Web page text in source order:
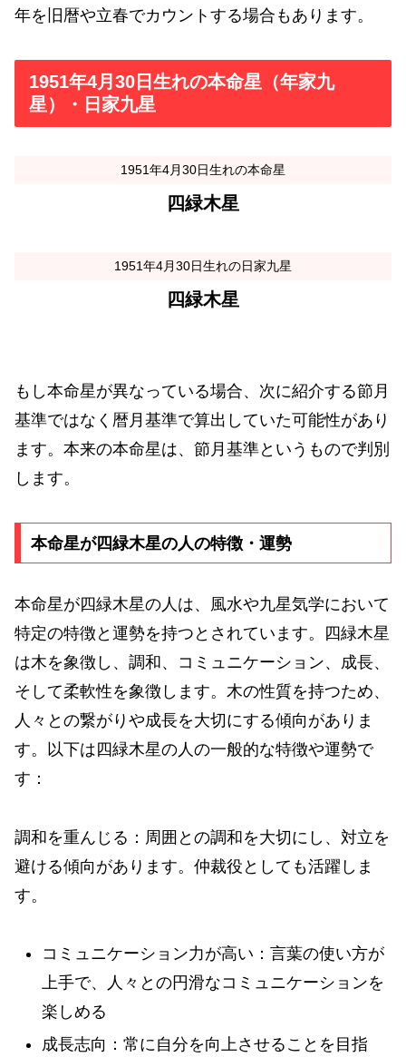
年を旧暦や立春でカウントする場合もあります。
1951年4月30日生れの本命星（年家九
星）・日家九星
1951年4月30日生れの本命星
四緑木星
1951年4月30日生れの日家九星
四緑木星
もし本命星が異なっている場合、次に紹介する節月
基準ではなく暦月基準で算出していた可能性があり
ます。本来の本命星は、節月基準というもので判別
します。
本命星が四緑木星の人の特徴・運勢
本命星が四緑木星の人は、風水や九星気学において
特定の特徴と運勢を持つとされています。四緑木星
は木を象徴し、調和、コミュニケーション、成長、
そして柔軟性を象徴します。木の性質を持つため、
人々との繋がりや成長を大切にする傾向がありま
す。以下は四緑木星の人の一般的な特徴や運勢で
す：
調和を重んじる：周囲との調和を大切にし、対立を
避ける傾向があります。仲裁役としても活躍しま
す。
コミュニケーション力が高い：言葉の使い方が
上手で、人々との円滑なコミュニケーションを
楽しめる
成長志向：常に自分を向上させることを目指